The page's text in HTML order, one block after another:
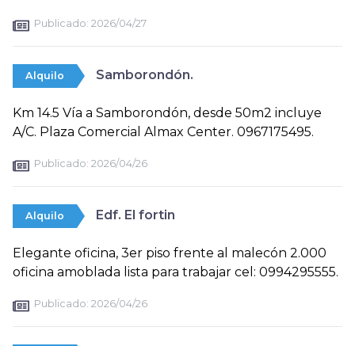
Publicado: 2026/04/27
Alquilo Samborondón.
Km 14.5 Vía a Samborondón, desde 50m2 incluye
A/C. Plaza Comercial Almax Center. 0967175495.
Publicado: 2026/04/26
Alquilo Edf. El fortin
Elegante oficina, 3er piso frente al malecón 2.000
oficina amoblada lista para trabajar cel: 0994295555.
Publicado: 2026/04/26